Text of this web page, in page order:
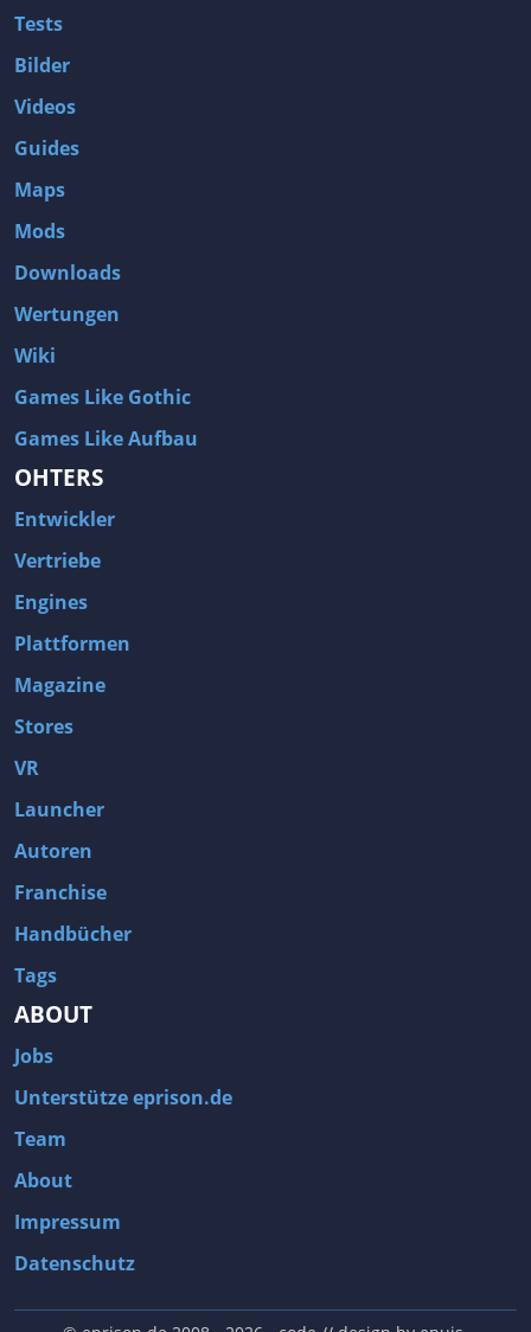
Tests
Bilder
Videos
Guides
Maps
Mods
Downloads
Wertungen
Wiki
Games Like Gothic
Games Like Aufbau
OHTERS
Entwickler
Vertriebe
Engines
Plattformen
Magazine
Stores
VR
Launcher
Autoren
Franchise
Handbücher
Tags
ABOUT
Jobs
Unterstütze eprison.de
Team
About
Impressum
Datenschutz